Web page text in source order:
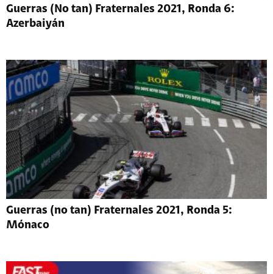
Guerras (No tan) Fraternales 2021, Ronda 6:
Azerbaiyán
Guerras (no tan) Fraternales 2021, Ronda 5:
Mónaco